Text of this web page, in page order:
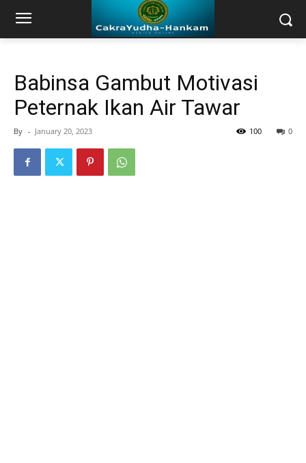
Babinsa Gambut Motivasi
Peternak Ikan Air Tawar
By - January 20, 2023 0
100